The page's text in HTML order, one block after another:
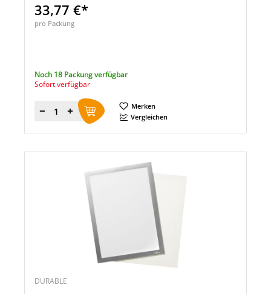
33,77 €*
pro Packung
Noch 18 Packung verfügbar
Sofort verfügbar
Menge
Merken
Vergleichen
DURABLE